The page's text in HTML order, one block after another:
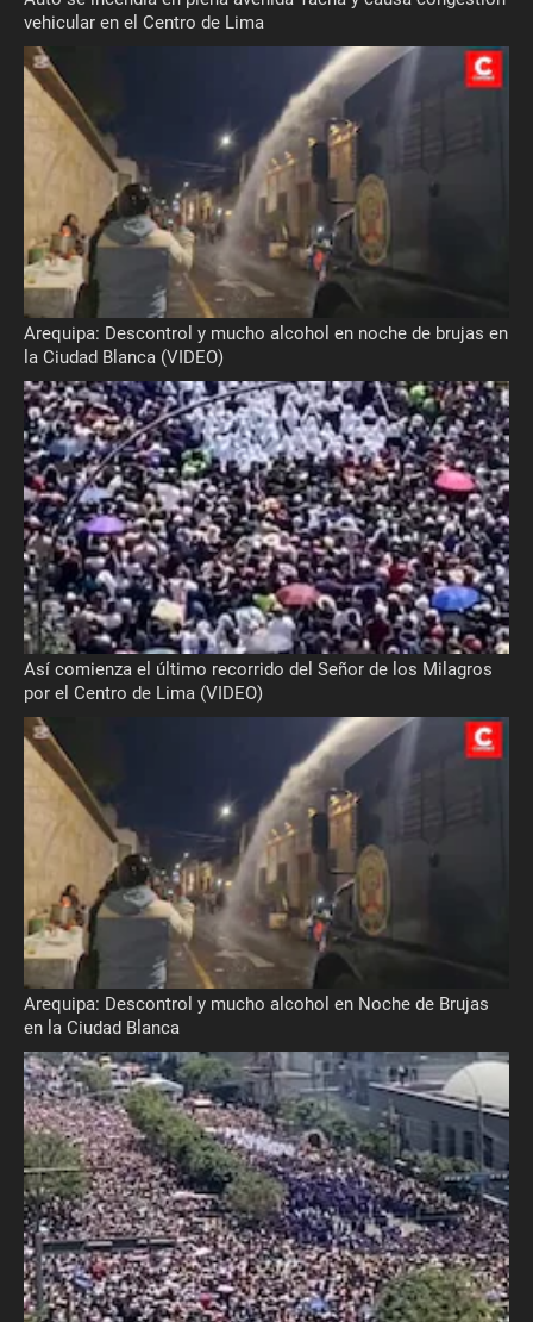
vehicular en el Centro de Lima
Arequipa: Descontrol y mucho alcohol en noche de brujas en
la Ciudad Blanca (VIDEO)
Así comienza el último recorrido del Señor de los Milagros
por el Centro de Lima (VIDEO)
Arequipa: Descontrol y mucho alcohol en Noche de Brujas
en la Ciudad Blanca